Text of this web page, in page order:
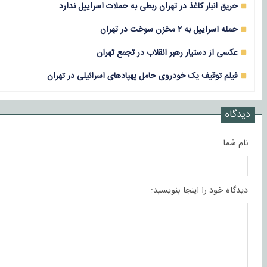
حریق انبار کاغذ در تهران ربطی به حملات اسراییل ندارد
حمله اسراییل به ۲ مخزن سوخت در تهران
عکسی از دستیار رهبر انقلاب در تجمع تهران
فیلم توقیف یک خودروی حامل پهپادهای اسرائیلی در تهران
دیدگاه
نام شما
دیدگاه خود را اینجا بنویسید: